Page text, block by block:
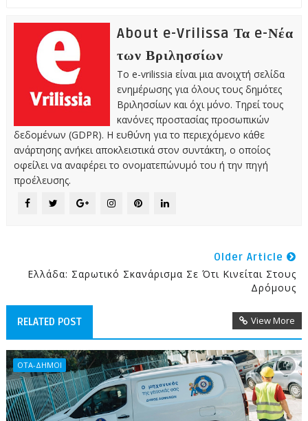
About e-Vrilissa Τα e-Νέα
των Βριλησσίων
Το e-vrilissia είναι μια ανοιχτή σελίδα
ενημέρωσης για όλους τους δημότες
Βριλησσίων και όχι μόνο. Τηρεί τους
κανόνες προστασίας προσωπικών
δεδομένων (GDPR). Η ευθύνη για το περιεχόμενο κάθε
ανάρτησης ανήκει αποκλειστικά στον συντάκτη, ο οποίος
οφείλει να αναφέρει το ονοματεπώνυμό του ή την πηγή
προέλευσης.
Older Article
Ελλάδα: Σαρωτικό Σκανάρισμα Σε Ότι Κινείται Στους
Δρόμους
RELATED POST View More
ΟΤΑ-ΔΗΜΟΙ